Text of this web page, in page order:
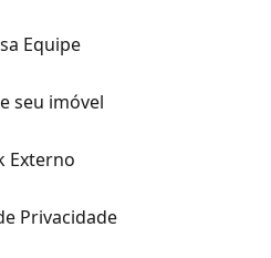
Equipe
seu imóvel
Externo
Privacidade